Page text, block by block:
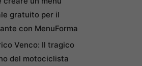
gratuito per il
con MenuForma
Venco: Il tragico
del motociclista